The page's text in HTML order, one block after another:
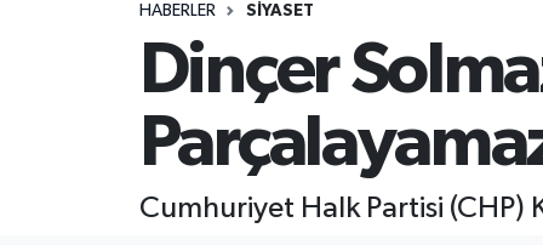
HABERLER SIYASET
Dinçer
Cumhuriyet Halk Partisi (CHP)
Tüm Manşetler
Son Dakika Haberleri
Haber Arşivi